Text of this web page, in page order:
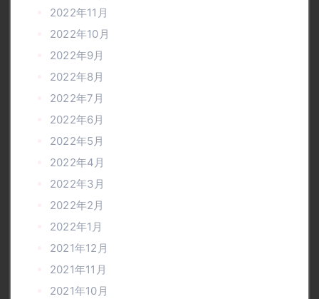
2022年11月
2022年10月
2022年9月
2022年8月
2022年7月
2022年6月
2022年5月
2022年4月
2022年3月
2022年2月
2022年1月
2021年12月
2021年11月
2021年10月